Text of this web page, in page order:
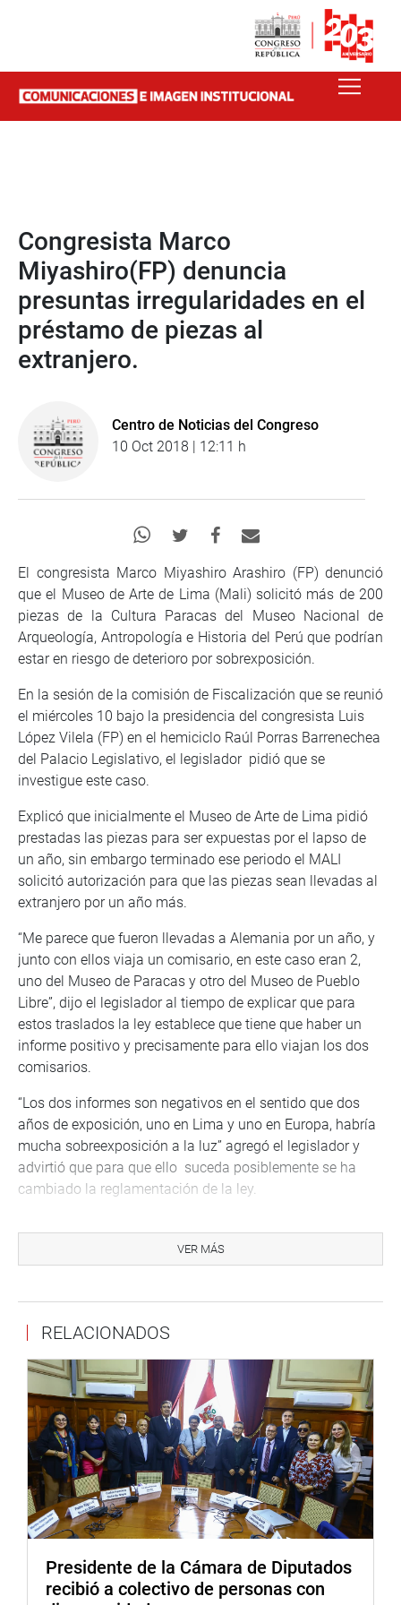
Congresista Marco
Miyashiro(FP) denuncia
presuntas irregularidades en el
préstamo de piezas al
extranjero.
Centro de Noticias del Congreso
10 Oct 2018 | 12:11 h
El congresista Marco Miyashiro Arashiro (FP) denunció
que el Museo de Arte de Lima (Mali) solicitó más de 200
piezas de la Cultura Paracas del Museo Nacional de
Arqueología, Antropología e Historia del Perú que podrían
estar en riesgo de deterioro por sobrexposición.
En la sesión de la comisión de Fiscalización que se reunió
el miércoles 10 bajo la presidencia del congresista Luis
López Vilela (FP) en el hemiciclo Raúl Porras Barrenechea
del Palacio Legislativo, el legislador pidió que se
investigue este caso.
Explicó que inicialmente el Museo de Arte de Lima pidió
prestadas las piezas para ser expuestas por el lapso de
un año, sin embargo terminado ese periodo el MALI
solicitó autorización para que las piezas sean llevadas al
extranjero por un año más.
“Me parece que fueron llevadas a Alemania por un año, y
junto con ellos viaja un comisario, en este caso eran 2,
uno del Museo de Paracas y otro del Museo de Pueblo
Libre”, dijo el legislador al tiempo de explicar que para
estos traslados la ley establece que tiene que haber un
informe positivo y precisamente para ello viajan los dos
comisarios.
“Los dos informes son negativos en el sentido que dos
años de exposición, uno en Lima y uno en Europa, habría
mucha sobreexposición a la luz” agregó el legislador y
advirtió que para que ello suceda posiblemente se ha
cambiado la reglamentación de la ley.
traslado fueron cesados, los dos nuevos comisarios que
ratifican negativamente ese traslado también han sido
Miyashiro.
Por otro lado el legislador advirtió que por un préstamo
por 4 meses de nueve piezas a Japón, ese país donó 200
mil dólares porque los museos donde iban a ser
exhibidos son privados.
Observó que el MALI es privado, los museos donde se
exponen las piezas son privados y se cobra entre 18 a 20
euros por el ingreso, es una exposición por un año y los
informes son negativos y son desechados. “Cuando
secuencia documentada detallada la presentaré en la
próxima semana”, concluyó el legislador.
VER MÁS
RELACIONADOS
Presidente de la Cámara de Diputados
recibió a colectivo de personas con